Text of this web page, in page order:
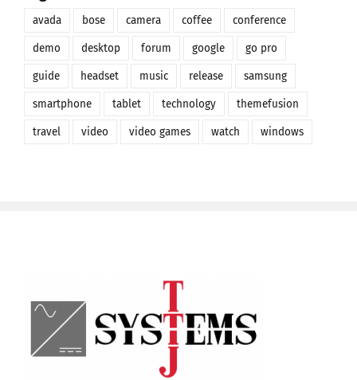
avada bose camera coffee conference
demo desktop forum google go pro
guide headset music release samsung
smartphone tablet technology themefusion
travel video video games watch windows